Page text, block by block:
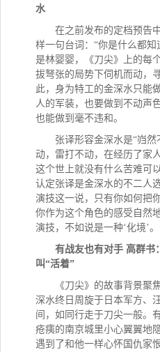
水
在之前发布的定档预告
样一句台词：“你是什么都
是林婴婴，《刀尖》上的每
拔弩张的局势下伺机而动，
此，身为特工的金深水只能
人的军装，也要做到不动声
也能做到毫不违和。
张译形容金深水是“岿
动，雷打不动，在经历了家
这个世上就没有什么苦难可
认定张译是金深水的不二人
演技这一说，只有你如何把
你作为这个角色的感受自然
演技，不如说是一种‘化境’
有战友也有对手 高群书
叫“活着”
《刀尖》的故事背景聚
深水终日周旋于日本军方、
间，如同行走于刀尖一般。
疮痍的南京城里小心翼翼地
遇到了和他一样心怀国仇家